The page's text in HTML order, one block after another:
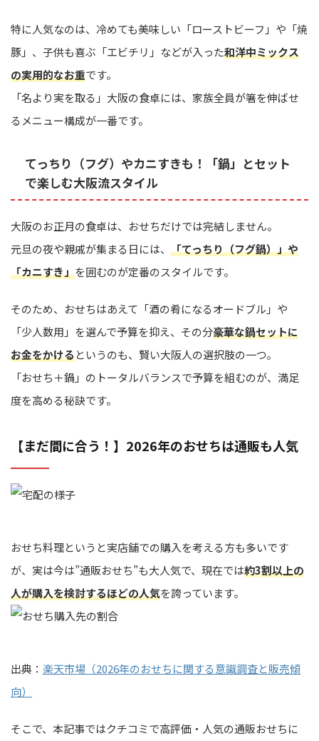
特に人気なのは、冷めても美味しい「ローストビーフ」や「焼
豚」、子供も喜ぶ「エビチリ」などが入った和洋中ミックス
の実用的なお重です。
「名より実を取る」大阪の食卓には、家族全員が箸を伸ばせ
るメニュー構成が一番です。
てっちり（フグ）やカニすきも！「鍋」とセット
で楽しむ大阪流スタイル
大阪のお正月の食卓は、おせちだけでは完結しません。
元旦の夜や親戚が集まる日には、 「てっちり（フグ鍋）」や
「カニすき」を囲むのが定番のスタイルです。
そのため、おせちはあえて「酒の肴になるオードブル」や
「少人数用」を選んで予算を抑え、その分豪華な鍋セットに
お金をかけるというのも、賢い大阪人の選択肢の一つ。
「おせち＋鍋」のトータルバランスで予算を組むのが、満足
度を高める秘訣です。
【まだ間に合う！】2026年のおせちは通販も人気
おせち料理というと実店舗での購入を考える方も多いです
が、実は今は”通販おせち”も大人気で、現在では約3割以上の
人が購入を検討するほどの人気を誇っています。
出典： 楽天市場（2026年のおせちに関する意識調査と販売傾
向）
そこで、本記事ではクチコミで高評価・人気の通販おせちに